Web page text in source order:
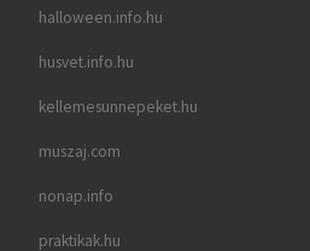
halloween.info.hu
husvet.info.hu
kellemesunnepeket.hu
muszaj.com
nonap.info
praktikak.hu